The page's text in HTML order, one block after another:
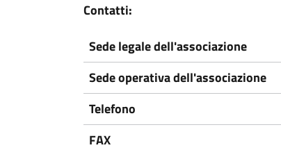
Contatti:
Sede legale dell'associazione
Sede operativa dell'associazione
Telefono
FAX